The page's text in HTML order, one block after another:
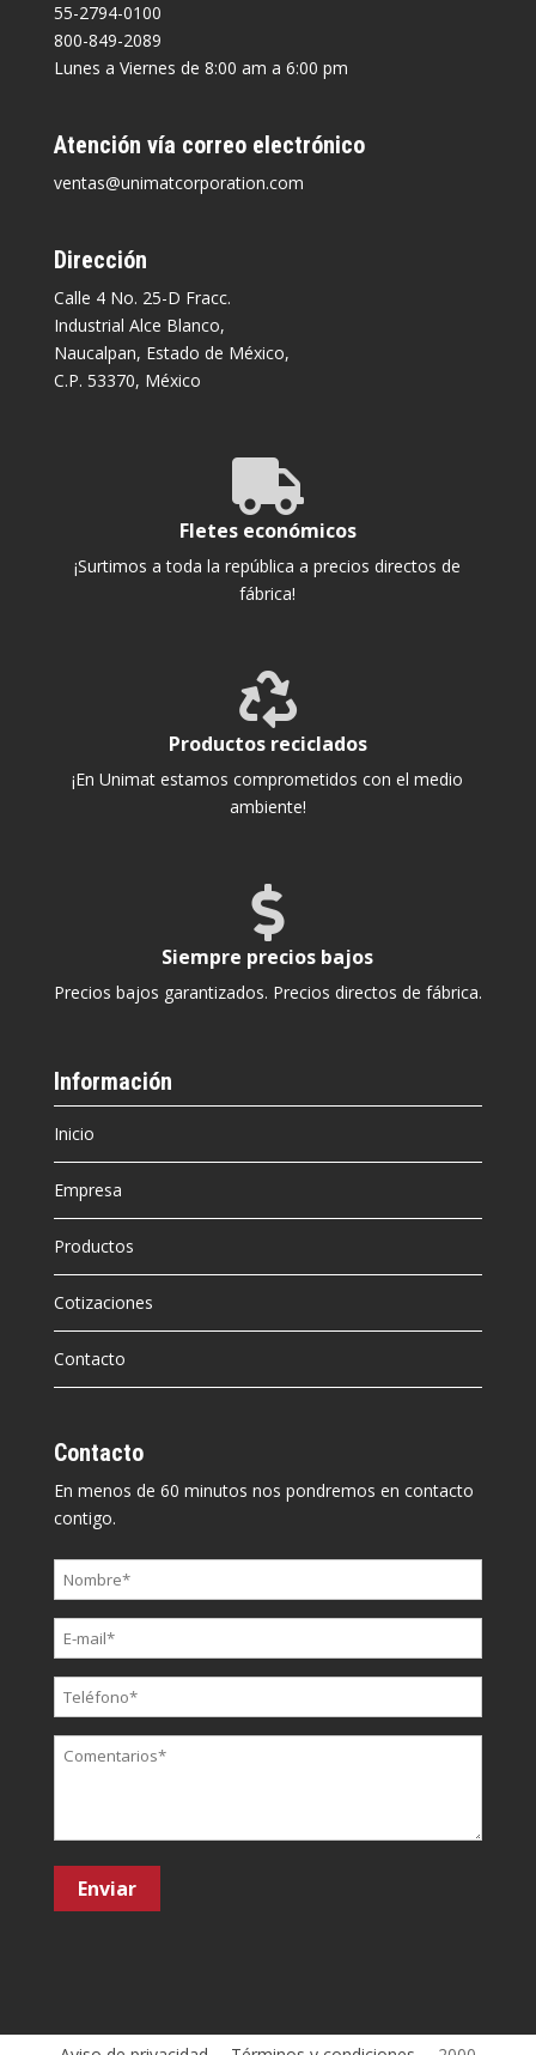
55-2794-0100
800-849-2089
Lunes a Viernes de 8:00 am a 6:00 pm
Atención vía correo electrónico
ventas@unimatcorporation.com
Dirección
Calle 4 No. 25-D Fracc.
Industrial Alce Blanco,
Naucalpan, Estado de México,
C.P. 53370, México

Fletes económicos
¡Surtimos a toda la república a precios directos de
fábrica!

Productos reciclados
¡En Unimat estamos comprometidos con el medio
ambiente!

Siempre precios bajos
Precios bajos garantizados. Precios directos de fábrica.
Información
Inicio
Empresa
Productos
Cotizaciones
Contacto
Contacto
En menos de 60 minutos nos pondremos en contacto
contigo.